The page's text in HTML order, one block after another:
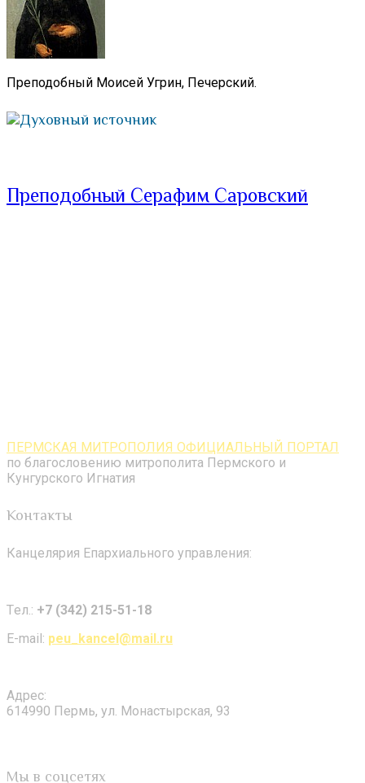
Преподобный Моисей Угрин, Печерский.
Духовный источник
Преподобный Серафим Саровский
ПЕРМСКАЯ МИТРОПОЛИЯ ОФИЦИАЛЬНЫЙ ПОРТАЛ
по благословению митрополита Пермского и
Кунгурского Игнатия
Контакты
Канцелярия Епархиального управления:
Tел.: +7 (342) 215-51-18
E-mail: peu_kancel@mail.ru
Адрес:
614990 Пермь, ул. Монастырская, 93
Мы в соцсетях